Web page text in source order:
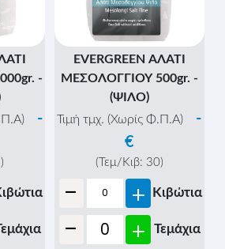
-
-
)
EVERGREEN ΑΛΑΤΙ
ΜΕΣΟΛΟΓΓΙΟΥ 500gr. -
(ΨΙΛΟ)
Τιμή τμχ. (Χωρίς Φ.Π.Α)
-
€
(Τεμ/Κιβ: 30)
- + Κιβώτια
- + Τεμάχια